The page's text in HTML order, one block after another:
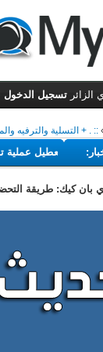
الزائر تسجيل الدخول
›:: . + التسلية والترفيه
التي تهدف إلى
بان كيك: طريقة